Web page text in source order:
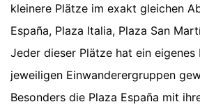
kleinere Plätze im exakt gleichen
España, Plaza Italia, Plaza San
Jeder dieser Plätze hat ein
jeweiligen Einwanderergruppen
Besonders die Plaza España mit